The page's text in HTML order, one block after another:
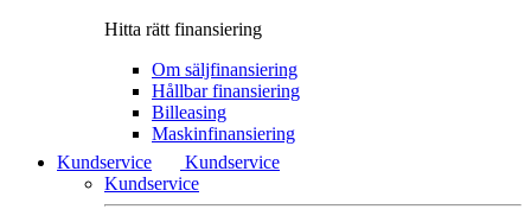
Hitta rätt finansiering
Om säljfinansiering
Hållbar finansiering
Billeasing
Maskinfinansiering
Kundservice
Kundservice
Kundservice